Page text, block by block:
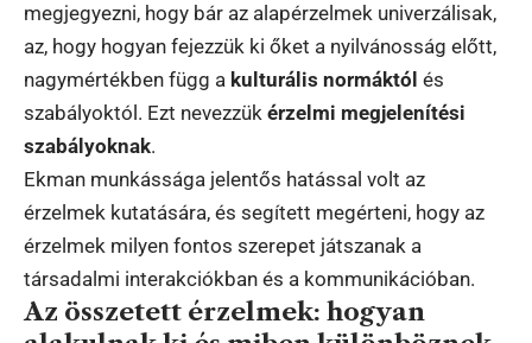
megjegyezni, hogy bár az alapérzelmek univerzálisak,
az, hogy hogyan fejezzük ki őket a nyilvánosság előtt,
nagymértékben függ a kulturális normáktól és
szabályoktól. Ezt nevezzük érzelmi megjelenítési
szabályoknak.
Ekman munkássága jelentős hatással volt az
érzelmek kutatására, és segített megérteni, hogy az
érzelmek milyen fontos szerepet játszanak a
társadalmi interakciókban és a kommunikációban.
Az összetett érzelmek: hogyan